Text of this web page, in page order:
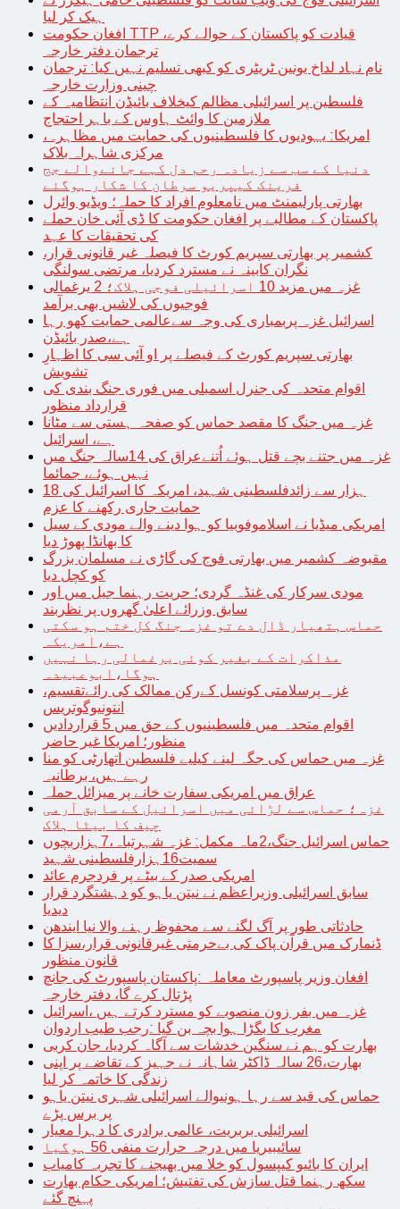
ہیک کر لیا
افغان حکومت TTP قیادت کو پاکستان کے حوالے کرے،
ترجمان دفتر خارجہ
نام نہاد لداخ یونین ٹریٹری کو کبھی تسلیم نہیں کیا: ترجمان
چینی وزارت خارجہ
فلسطین پر اسرائیلی مظالم کیخلاف بائیڈن انتظامیہ کے
ملازمین کا وائٹ ہاوس کے باہر احتجاج
امریکا: یہودیوں کا فلسطینیوں کی حمایت میں مظاہرہ،
مرکزی شاہراہ بلاک
دنیا کے سب سے زیادہ رحم دل کہے جانےوالے جج
فرینک کیپریو سرطان کا شکار ہوگئے
بھارتی پارلیمنٹ میں نامعلوم افراد کا حملہ؛ ویڈیو وائرل
پاکستان کے مطالبے پر افغان حکومت کا ڈی آئی خان حملے
کی تحقیقات کا عہد
کشمیر پر بھارتی سپریم کورٹ کا فیصلہ غیر قانونی قرار،
نگران کابینہ نے مسترد کردیا، مرتضی سولنگی
غزہ میں مزید 10 اسرائیلی فوجی ہلاک؛ 2 یرغمالی
فوجیوں کی لاشیں بھی برآمد
اسرائیل غزہ پربمباری کی وجہ سےعالمی حمایت کھو رہا
ہے،صدر بائیڈن
بھارتی سپریم کورٹ کے فیصلے پر او آئی سی کا اظہارِ
تشویش
اقوام متحدہ کی جنرل اسمبلی میں فوری جنگ بندی کی
قرارداد منظور
غزہ میں جنگ کا مقصد حماس کو صفحہ ہستی سے مٹانا
ہے، اسرائیل
غزہ میں جتنے بچے قتل ہوئے اُتنےعراق کی 14سالہ جنگ میں
نہیں ہوئے، جمائما
18 ہزار سے زائدفلسطینی شہید، امریکہ کا اسرائیل کی
حمایت جاری رکھنے کا عزم
امریکی میڈیا نے اسلاموفوبیا کو ہوا دینے والے مودی کے سیل
کا بھانڈا پھوڑ دیا
مقبوضہ کشمیر میں بھارتی فوج کی گاڑی نے مسلمان بزرگ
کو کچل دیا
مودی سرکار کی غنڈہ گردی؛ حریت رہنما جیل میں اور
سابق وزرائے اعلیٰ گھروں پر نظربند
حماس ہتھیار ڈال دے تو غزہ جنگ کل ختم ہو سکتی
ہے،امریکہ
مذاکرات کے بغیر کوئی یرغمالی رہا نہیں
ہوگا،ابوعبیدہ
غزہ پرسلامتی کونسل کےرکن ممالک کی رائےتقسیم،
انتونیوگوتریس
اقوام متحدہ میں فلسطینیوں کے حق میں 5 قراردادیں
منظور؛ امریکا غیر حاضر
غزہ میں حماس کی جگہ لینے کیلیے فلسطین اتھارٹی کو منا
رہے ہیں، برطانیہ
عراق میں امریکی سفارت خانے پر میزائل حملہ
غزہ؛ حماس سے لڑائی میں اسرائیل کے سابق آرمی
چیف کا بیٹا ہلاک
حماس اسرائیل جنگ،2ماہ مکمل: غزہ شہرتباہ،7ہزاربچوں
سمیت16ہزارفلسطینی شہید
امریکی صدر کے بیٹے پر فردجرم عائد
سابق اسرائیلی وزیراعظم نے نیتن یاہو کو دہشتگرد قرار
دیدیا
حادثاتی طور پر آگ لگنے سے محفوظ رہنے والا نیا ایندھن
ڈنمارک میں قرآن پاک کی بےحرمتی غیرقانونی قرار،سزا کا
قانون منظور
افغان وزیر پاسپورٹ معاملہ :پاکستان پاسپورٹ کی جانچ
پڑتال کرے گا، دفتر خارجہ
غزہ میں بفر زون منصوبے کو مسترد کرتے ہیں ،اسرائیل
مغرب کا بگڑا ہوا بچہ بن گیا :رجب طیب اردوان
بھارت کو ہم نے سنگین خدشات سے آگاہ کردیا، جان کربی
بھارت،26 سالہ ڈاکٹر شاہانہ نے جہیز کے تقاضے پر اپنی
زندگی کا خاتمہ کر لیا
حماس کی قید سے رہا ہونیوالے اسرائیلی شہری نیتن یاہو
پر برس پڑے
اسرائیلی بربریت، عالمی برادری کا دہرا معیار
سائیبیریا میں درجہ حرارت منفی 56 ہوگیا
ایران کا بائیو کیپسول کو خلا میں بھیجنے کا تجربہ کامیاب
سکھ رہنما قتل سازش کی تفتیش؛ امریکی حکام بھارت
پہنچ گئے